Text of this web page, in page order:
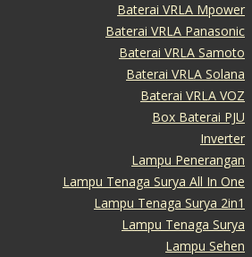
Baterai VRLA Mpower
Baterai VRLA Panasonic
Baterai VRLA Samoto
Baterai VRLA Solana
Baterai VRLA VOZ
Box Baterai PJU
Inverter
Lampu Penerangan
Lampu Tenaga Surya All In One
Lampu Tenaga Surya 2in1
Lampu Tenaga Surya
Lampu Sehen